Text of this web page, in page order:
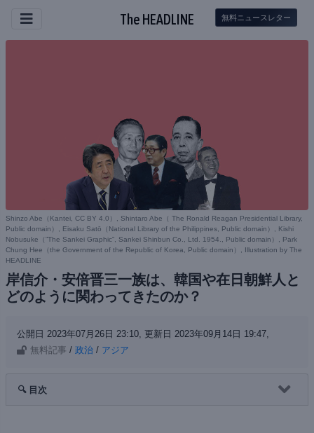
The HEADLINE 無料ニュースレター
Shinzo Abe（ Kantei, CC BY 4.0 ）, Shintaro Abe（ The Ronald Reagan Presidential Library,
Public domain ）, Eisaku Satō（ National Library of the Philippines, Public domain ）, Kishi
Nobusuke（”The Sankei Graphic”, Sankei Shinbun Co., Ltd. 1954., Public domain ）, Park
Chung Hee（the Government of the Republic of Korea, Public domain ）, Illustration by The
HEADLINE
岸信介・安倍晋三一族は、韓国や在日朝鮮人と
どのように関わってきたのか？
公開日 2023年07月26日 23:10, 更新日 2023年09月14日 19:47,
無料記事 / 政治 / アジア
🔍 目次